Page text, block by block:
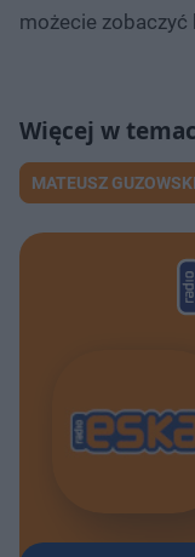
możecie zobaczyć
MATEUSZ GUZOWSKI